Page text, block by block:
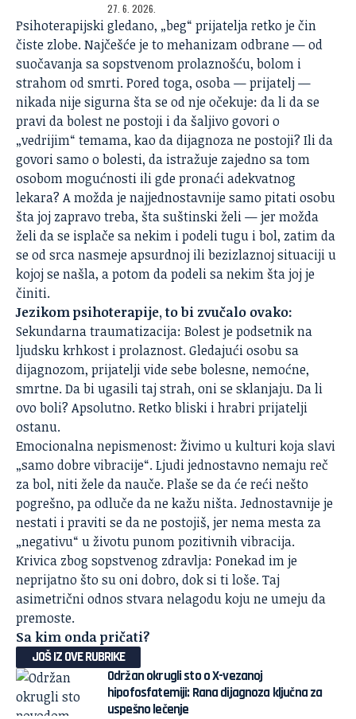
27. 6. 2026.
Psihoterapijski gledano, „beg“ prijatelja retko je čin
čiste zlobe. Najčešće je to mehanizam odbrane — od
suočavanja sa sopstvenom prolaznošću, bolom i
strahom od smrti. Pored toga, osoba — prijatelj —
nikada nije sigurna šta se od nje očekuje: da li da se
pravi da bolest ne postoji i da šaljivo govori o
„vedrijim“ temama, kao da dijagnoza ne postoji? Ili da
govori samo o bolesti, da istražuje zajedno sa tom
osobom mogućnosti ili gde pronaći adekvatnog
lekara? A možda je najjednostavnije samo pitati osobu
šta joj zapravo treba, šta suštinski želi — jer možda
želi da se isplače sa nekim i podeli tugu i bol, zatim da
se od srca nasmeje apsurdnoj ili bezizlaznoj situaciji u
kojoj se našla, a potom da podeli sa nekim šta joj je
činiti.
Jezikom psihoterapije, to bi zvučalo ovako:
Sekundarna traumatizacija: Bolestje podsetnik na
ljudsku krhkost i prolaznost. Gledajući osobu sa
dijagnozom, prijatelji vide sebe bolesne, nemoćne,
smrtne. Da bi ugasili taj strah, oni se sklanjaju. Da li
ovo boli? Apsolutno. Retko bliski i hrabri prijatelji
ostanu.
Emocionalna nepismenost: Živimo u kulturi koja slavi
„samo dobre vibracije“. Ljudi jednostavno nemaju reč
za bol, niti žele da nauče. Plaše se da će reći nešto
pogrešno, pa odluče da ne kažu ništa. Jednostavnije je
nestati i praviti se da ne postojiš, jer nema mesta za
„negativu“ u životu punom pozitivnih vibracija.
Krivica zbog sopstvenog zdravlja: Ponekad im je
neprijatno što su oni dobro, dok si ti loše. Taj
asimetrični odnos stvara nelagodu koju ne umeju da
premoste.
Sa kim onda pričati?
JOŠ IZ OVE RUBRIKE
Održan okrugli sto o X-vezanoj
hipofosfatemiji: Rana dijagnoza ključna za
uspešno lečenje